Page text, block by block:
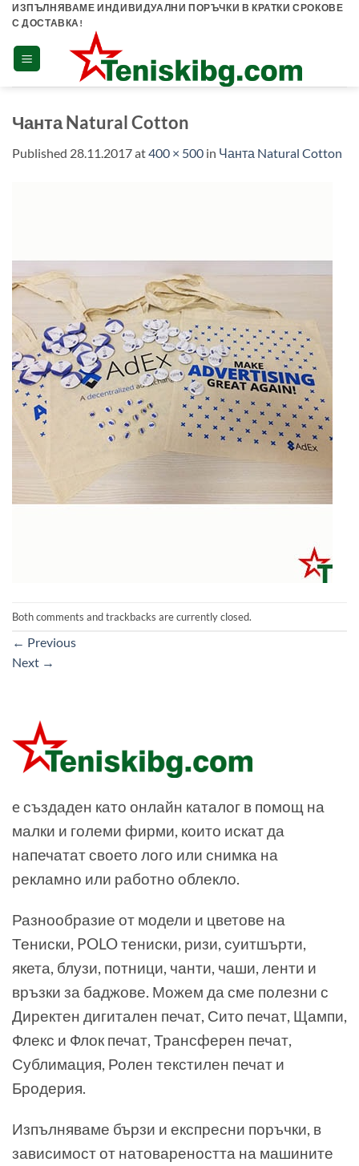
Skip
content
ИЗПЪЛНЯВАМЕ ИНДИВИДУАЛНИ ПОРЪЧКИ В КРАТКИ СРОКОВЕ
С ДОСТАВКА!
Чанта Natural Cotton
Published 28.11.2017at400 × 500 in Чанта Natural Cotton
Both comments and trackbacks are currently closed.
← Previous
Next →
e създаден като онлайн каталог в помощ на
малки и големи фирми, които искат да
напечатат своето лого или снимка на
рекламно или работно облекло.
Разнообразие от модели и цветове на
Тениски, POLO тениски, ризи, суитшърти,
якета, блузи, потници, чанти, чаши, ленти и
връзки за баджове. Можем да сме полезни с
Директен дигитален печат, Сито печат, Щампи,
Флекс и Флок печат, Трансферен печат,
Сублимация, Ролен текстилен печат и
Бродерия.
Изпълняваме бързи и експресни поръчки, в
зависимост от натовареността на машините